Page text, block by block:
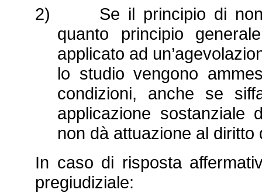
2) Se il principio di non
quanto principio
applicato ad
lo studio vengono
condizioni, anche se
applicazione sostanziale
non dà attuazione al diritto
In caso di risposta
pregiudiziale: